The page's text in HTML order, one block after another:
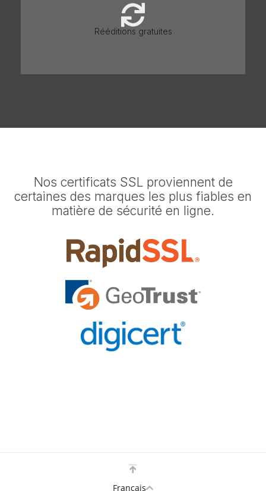
Rééditions gratuites
Nos certificats SSL proviennent de
certaines des marques les plus fiables en
matière de sécurité en ligne.
Français